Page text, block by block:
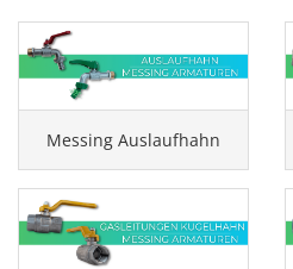
Messing Auslaufhahn